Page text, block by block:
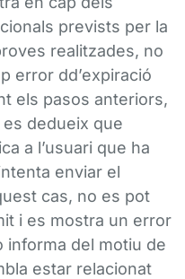
prevists per la
realitzades, no
error dd’expiració
els pasos anteriors,
dedueix que
a l’usuari que ha
enviar el
cas, no es pot
i es mostra un error
informa del motiu de
estar relacionat